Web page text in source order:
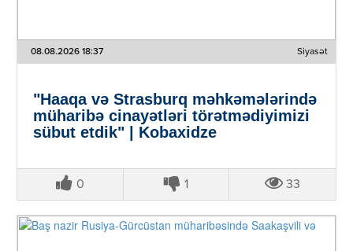
08.08.2026 18:37 Siyasət
"Haaqa və Strasburq məhkəmələrində
müharibə cinayətləri törətmədiyimizi
sübut etdik" | Kobaxidze
0 1 33